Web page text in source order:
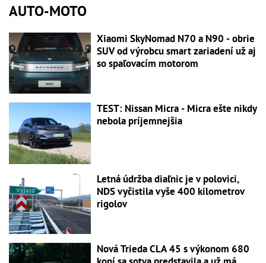
AUTO-MOTO
Xiaomi SkyNomad N70 a N90 - obrie
SUV od výrobcu smart zariadení už aj
so spaľovacím motorom
TEST: Nissan Micra - Micra ešte nikdy
nebola príjemnejšia
Letná údržba diaľnic je v polovici,
NDS vyčistila vyše 400 kilometrov
rigolov
Nová Trieda CLA 45 s výkonom 680